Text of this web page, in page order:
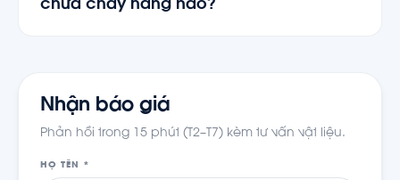
bất lợi. Rating phổ biến tới ~5.000 GPM (~1.136
chữa cháy hãng nào?
nghiệm thu. Xem trang thương hiệu hoặc gọi
0941.400.488.
Nhận báo giá
Phản hồi trong 15 phút (T2–T7) kèm tư vấn vật liệu.
HỌ TÊN *